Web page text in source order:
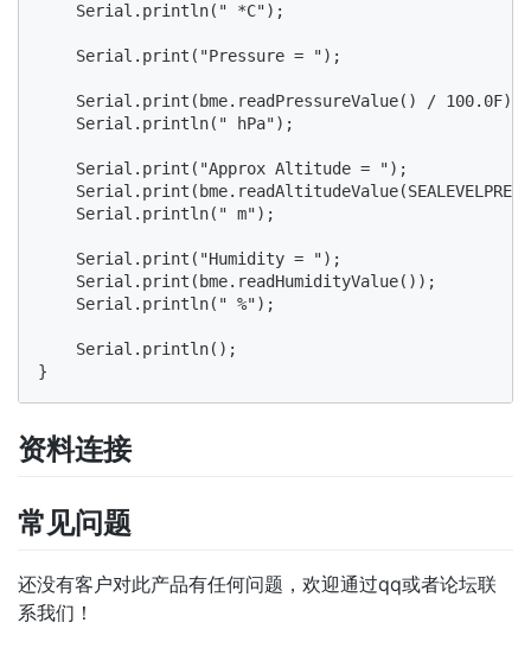
    Serial.println(" *C");
    Serial.print("Pressure = ");
    Serial.print(bme.readPressureValue() / 100.0F);
    Serial.println(" hPa");
    Serial.print("Approx Altitude = ");
    Serial.println(" m");
    Serial.print("Humidity = ");
    Serial.print(bme.readHumidityValue());
    Serial.println(" %");
    Serial.println();
资料连接
常见问题
还没有客户对此产品有任何问题，欢迎通过qq或者论坛联
系我们！